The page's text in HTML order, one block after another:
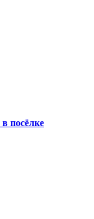
посёлке